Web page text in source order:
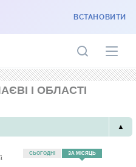
ВСТАНОВИТИ
І ОБЛАСТІ
▲
ЗА МІСЯЦЬ
СЬОГОДНІ